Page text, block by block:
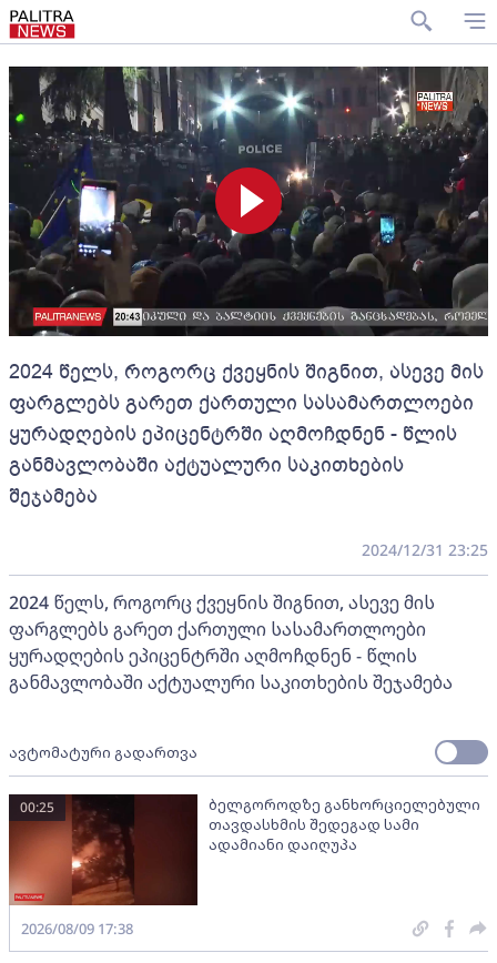
2024 წელს, როგორც ქვეყნის შიგნით, ასევე მის
ფარგლებს გარეთ ქართული სასამართლოები
ყურადღების ეპიცენტრში აღმოჩდნენ - წლის
განმავლობაში აქტუალური საკითხების
შეჯამება
2024/12/31 23:25
2024 წელს, როგორც ქვეყნის შიგნით, ასევე მის
ფარგლებს გარეთ ქართული სასამართლოები
ყურადღების ეპიცენტრში აღმოჩდნენ - წლის
განმავლობაში აქტუალური საკითხების შეჯამება
ავტომატური გადართვა
ბელგოროდზე განხორციელებული
თავდასხმის შედეგად სამი
ადამიანი დაიღუპა
00:25
2026/08/09 17:38